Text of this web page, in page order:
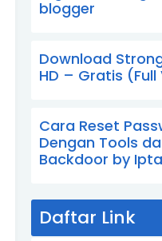
blogger
Download
HD – Gratis (Full
Cara Reset
Dengan Tools
Backdoor by
Daftar Link